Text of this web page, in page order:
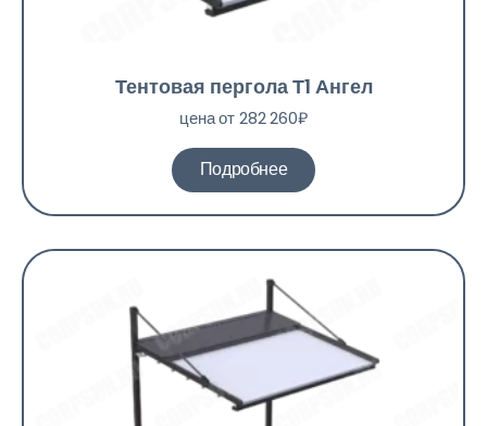
Тентовая пергола Т1 Ангел
цена от 282 260₽
Подробнее